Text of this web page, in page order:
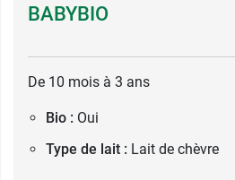
BABYBIO
De 10 mois à 3 ans
Bio : Oui
Type de lait : Lait de chèvre